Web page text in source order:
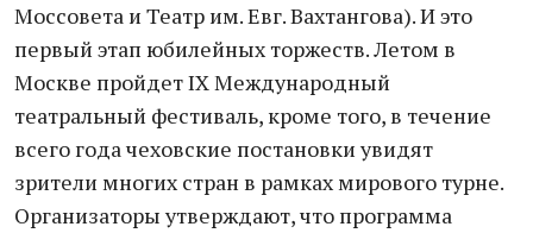
Моссовета и Театр им. Евг. Вахтангова). И это
первый этап юбилейных торжеств. Летом в
Москве пройдет IX Международный
театральный фестиваль, кроме того, в течение
всего года чеховские постановки увидят
зрители многих стран в рамках мирового турне.
Организаторы утверждают, что программа